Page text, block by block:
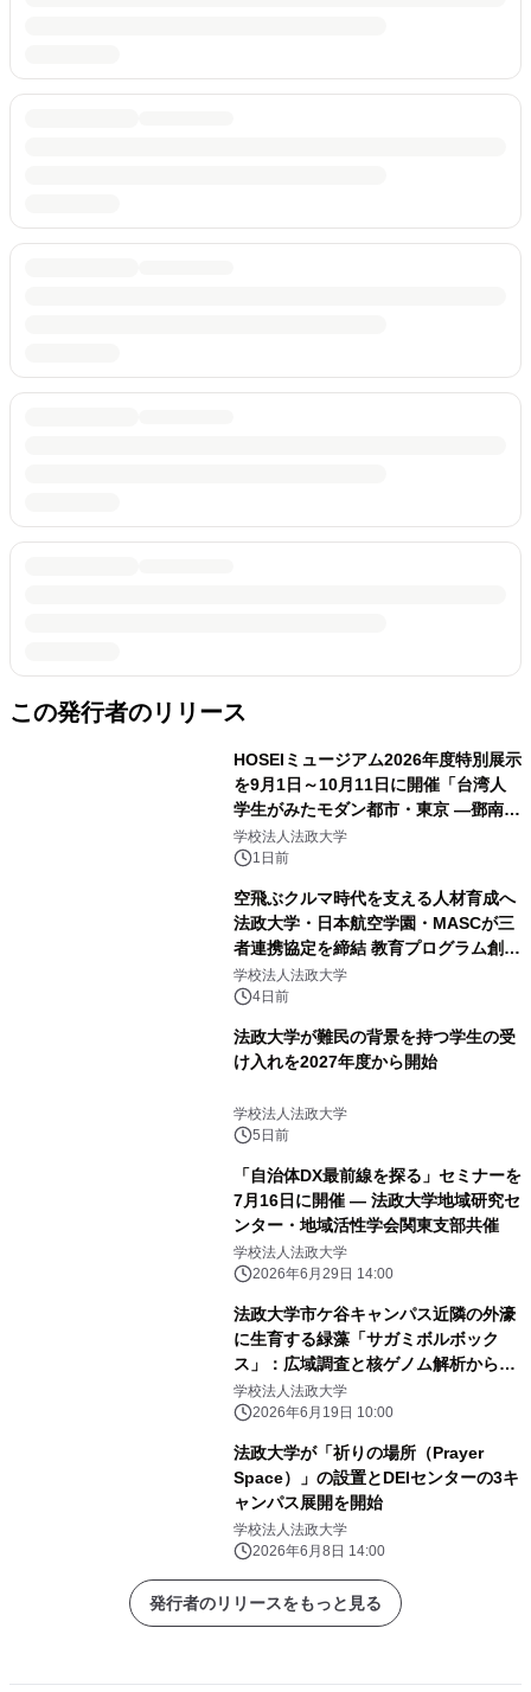
この発行者のリリース
HOSEIミュージアム2026年度特別展示
を9月1日～10月11日に開催「台湾人
学生がみたモダン都市・東京 ―鄧南光
と法政大学の1930年代―」
学校法人法政大学
1日前
空飛ぶクルマ時代を支える人材育成へ
法政大学・日本航空学園・MASCが三
者連携協定を締結 教育プログラム創設
および共同研究を開始
学校法人法政大学
4日前
法政大学が難民の背景を持つ学生の受
け入れを2027年度から開始
学校法人法政大学
5日前
「自治体DX最前線を探る」セミナーを
7月16日に開催 ― 法政大学地域研究セ
ンター・地域活性学会関東支部共催
学校法人法政大学
2026年6月29日 14:00
法政大学市ケ谷キャンパス近隣の外濠
に生育する緑藻「サガミボルボック
ス」：広域調査と核ゲノム解析から新
種として正式記載
学校法人法政大学
2026年6月19日 10:00
法政大学が「祈りの場所（Prayer
Space）」の設置とDEIセンターの3キ
ャンパス展開を開始
学校法人法政大学
2026年6月8日 14:00
発行者のリリースをもっと見る